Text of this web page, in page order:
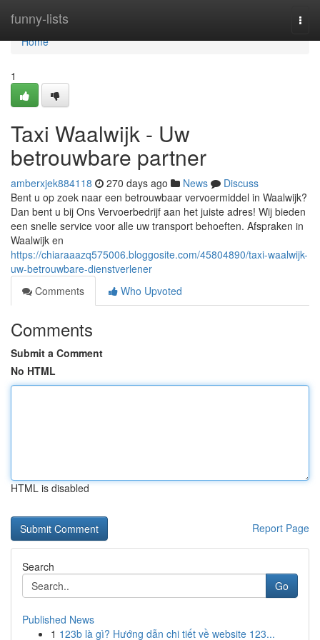
funny-lists
Home
Home
1
Taxi Waalwijk - Uw
betrouwbare partner
amberxjek884118 270 days ago News
Discuss
Bent u op zoek naar een betrouwbaar vervoermiddel in Waalwijk?
Dan bent u bij Ons Vervoerbedrijf aan het juiste adres! Wij bieden
een snelle service voor alle uw transport behoeften. Afspraken in
Waalwijk en
https://chiaraaazq575006.bloggosite.com/45804890/taxi-waalwijk-
uw-betrouwbare-dienstverlener
Comments
Who Upvoted
Comments
Submit a Comment
No HTML
HTML is disabled
Report Page
Search
Go
Published News
1 123b là gì? Hướng dẫn chi tiết về website 123...